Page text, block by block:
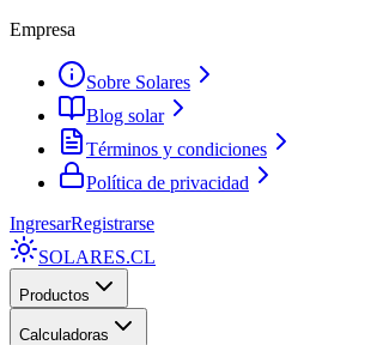
Empresa
Sobre Solares
Blog solar
Términos y condiciones
Política de privacidad
IngresarRegistrarse
SOLARES.CL
Productos
Calculadoras